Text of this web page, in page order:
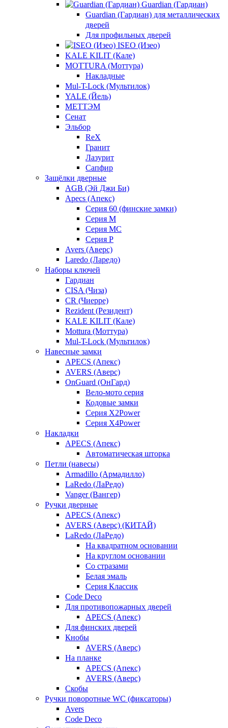
Guardian (Гардиан)
Guardian (Гардиан) для металлических
дверей
Для профильных дверей
ISEO (Изео)
KALE KILIT (Кале)
MOTTURA (Моттура)
Накладные
Mul-T-Lock (Мультилок)
YALE (Йель)
МЕТТЭМ
Сенат
Эльбор
ReX
Гранит
Лазурит
Сапфир
Защёлки дверные
AGB (Эй Джи Би)
Apecs (Апекс)
Серия 60 (финские замки)
Серия M
Серия MC
Серия P
Avers (Аверс)
Laredo (Ларедо)
Наборы ключей
Гардиан
CISA (Чиза)
CR (Чиерре)
Rezident (Резидент)
KALE KILIT (Кале)
Mottura (Моттура)
Mul-T-Lock (Мультилок)
Навесные замки
APECS (Апекс)
AVERS (Аверс)
OnGuard (ОнГард)
Вело-мото серия
Кодовые замки
Серия X2Power
Серия X4Power
Накладки
APECS (Апекс)
Автоматическая шторка
Петли (навесы)
Armadillo (Армадилло)
LaRedo (ЛаРедо)
Vanger (Вангер)
Ручки дверные
APECS (Апекс)
AVERS (Аверс) (КИТАЙ)
LaRedo (ЛаРедо)
На квадратном основании
На круглом основании
Со стразами
Белая эмаль
Серия Классик
Code Deco
Для противопожарных дверей
APECS (Апекс)
Для финских дверей
Кнобы
AVERS (Аверс)
На планке
APECS (Апекс)
AVERS (Аверс)
Скобы
Ручки поворотные WC (фиксаторы)
Avers
Code Deco